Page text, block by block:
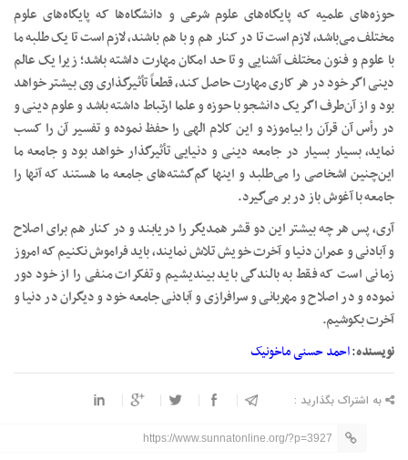
حوزه‌های علمیه که پایگاه‌های علوم شرعی و دانشگاه‌ها که پایگاه‌های علوم
مختلف می‌باشد، لازم است تا در کنار هم و با هم باشند، لازم است تا یک طلبه ما
با علوم و فنون مختلف آشنایی و تا حد امکان مهارت داشته باشد؛ زیرا یک عالم
دینی اگر خود در هر کاری مهارت حاصل کند، قطعاً تأثیرگذاری وی بیشتر خواهد
بود و از آن‌طرف اگر یک دانشجو با حوزه و علما ارتباط داشته باشد و علوم دینی و
در رأس آن قرآن را بیاموزد و این کلام الهی را حفظ نموده و تفسیر آن را کسب
نماید، بسیار بسیار در جامعه دینی و دنیایی تأثیرگذار خواهد بود و جامعه ما
این‌چنین اشخاصی را می‌طلبد و اینها گم‌گشته‌های جامعه ما هستند که آنها را
جامعه با آغوش باز در بر می‌گیرد.
آری، پس هر چه بیشتر این دو قشر همدیگر را دریابند و در کنار هم برای اصلاح
و آبادنی و عمران دنیا و آخرت خویش تلاش نمایند، باید فراموش نکنیم که امروز
زمانی است که فقط به بالندگی باید بیندیشیم و تفکرات منفی را از خود دور
نموده و در اصلاح و مهربانی و سرافرازی و آبادنی جامعه خود و دیگران در دنیا و
آخرت بکوشیم.
نویسنده:احمد حسنی ماخونیک
به اشتراک بگذارید :
https://www.sunnatonline.org/?p=3927